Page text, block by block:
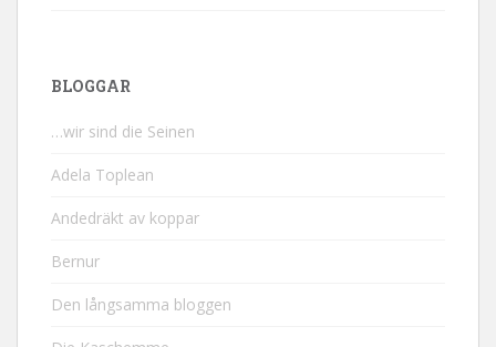
BLOGGAR
…wir sind die Seinen
Adela Toplean
Andedräkt av koppar
Bernur
Den långsamma bloggen